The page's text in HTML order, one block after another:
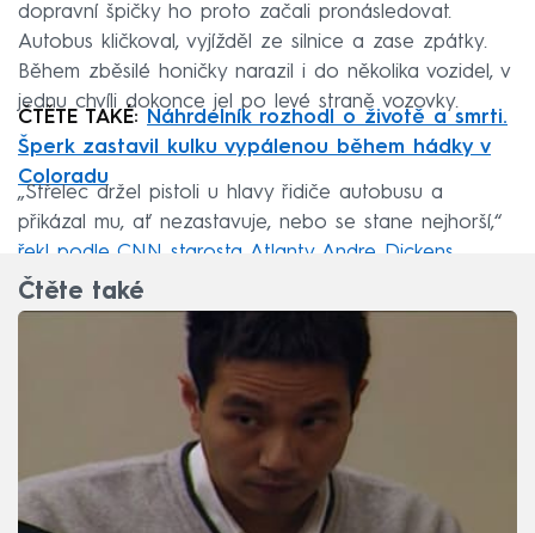
dopravní špičky ho proto začali pronásledovat.
Autobus kličkoval, vyjížděl ze silnice a zase zpátky.
Během zběsilé honičky narazil i do několika vozidel, v
jednu chvíli dokonce jel po levé straně vozovky.
ČTĚTE TAKÉ:
Náhrdelník rozhodl o životě a smrti.
Šperk zastavil kulku vypálenou během hádky v
Coloradu
„Střelec držel pistoli u hlavy řidiče autobusu a
přikázal mu, ať nezastavuje, nebo se stane nejhorší,“
řekl podle CNN starosta Atlanty Andre Dickens
Čtěte také